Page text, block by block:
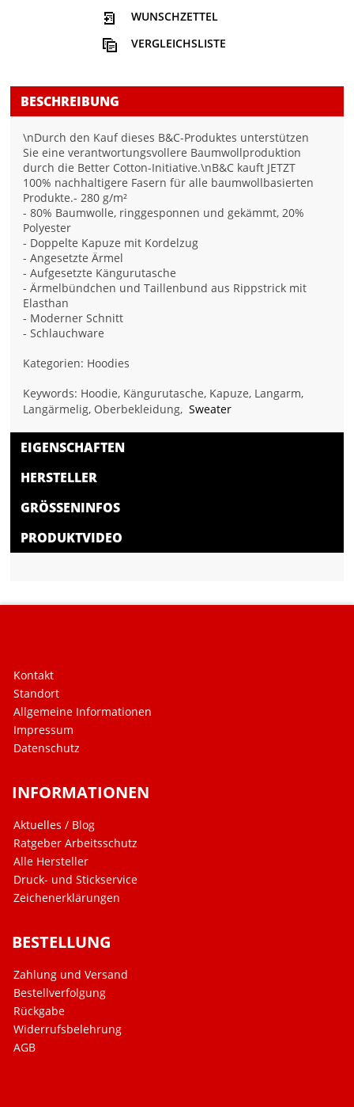
WUNSCHZETTEL
VERGLEICHSLISTE
BESCHREIBUNG
\nDurch den Kauf dieses B&C-Produktes unterstützen
Sie eine verantwortungsvollere Baumwollproduktion
durch die Better Cotton-Initiative.\nB&C kauft JETZT
100% nachhaltigere Fasern für alle baumwollbasierten
Produkte.- 280 g/m²
- 80% Baumwolle, ringgesponnen und gekämmt, 20%
Polyester
- Doppelte Kapuze mit Kordelzug
- Angesetzte Ärmel
- Aufgesetzte Kängurutasche
- Ärmelbündchen und Taillenbund aus Rippstrick mit
Elasthan
- Moderner Schnitt
- Schlauchware
Kategorien: Hoodies
Keywords: Hoodie, Kängurutasche, Kapuze, Langarm,
Langärmelig, Oberbekleidung, Sweater
EIGENSCHAFTEN
HERSTELLER
GRÖSSENINFOS
PRODUKTVIDEO
Kontakt
Standort
Allgemeine Informationen
Impressum
Datenschutz
INFORMATIONEN
Aktuelles / Blog
Ratgeber Arbeitsschutz
Alle Hersteller
Druck- und Stickservice
Zeichenerklärungen
BESTELLUNG
Zahlung und Versand
Bestellverfolgung
Rückgabe
Widerrufsbelehrung
AGB